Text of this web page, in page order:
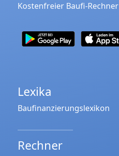
Kostenfreier Baufi-Rechner
Lexika
Baufinanzierungslexikon
Rechner